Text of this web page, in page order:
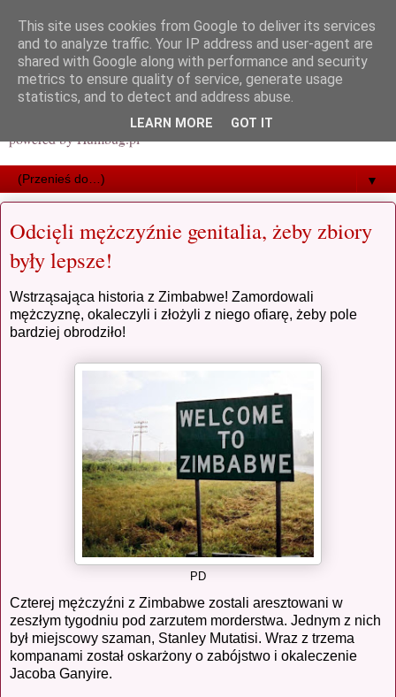
powered by Humbug.pl
▼
Odcięli mężczyźnie genitalia, żeby zbiory
były lepsze!
Wstrząsająca historia z Zimbabwe! Zamordowali
mężczyznę, okaleczyli i złożyli z niego ofiarę, żeby pole
bardziej obrodziło!
PD
Czterej mężczyźni z Zimbabwe zostali aresztowani w
zeszłym tygodniu pod zarzutem morderstwa. Jednym z nich
był miejscowy szaman, Stanley Mutatisi. Wraz z trzema
kompanami został oskarżony o zabójstwo i okaleczenie
Jacoba Ganyire.
This site uses cookies from Google to deliver its services
and to analyze traffic. Your IP address and user-agent are
shared with Google along with performance and security
metrics to ensure quality of service, generate usage
statistics, and to detect and address abuse.
LEARN MORE GOT IT